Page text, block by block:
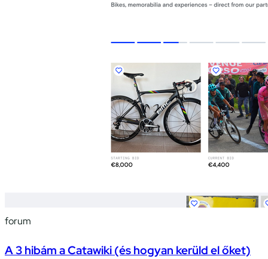
forum
A 3 hibám a Catawiki (és hogyan kerüld el őket)